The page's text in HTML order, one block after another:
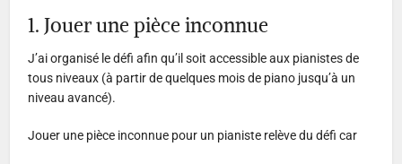
1. Jouer une pièce inconnue
J’ai organisé le défi afin qu’il soit accessible aux pianistes de
tous niveaux (à partir de quelques mois de piano jusqu’à un
niveau avancé).
Jouer une pièce inconnue pour un pianiste relève du défi car